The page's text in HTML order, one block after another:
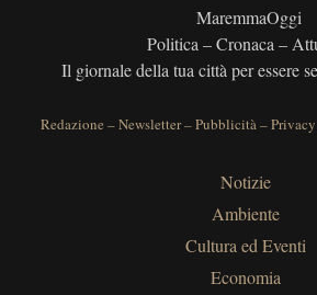
MaremmaOggi
Politica – Cronaca –
Il giornale della tua città per essere
Redazione –Newsletter–Pubblicità–
Notizie
Ambiente
Cultura ed Eventi
Economia